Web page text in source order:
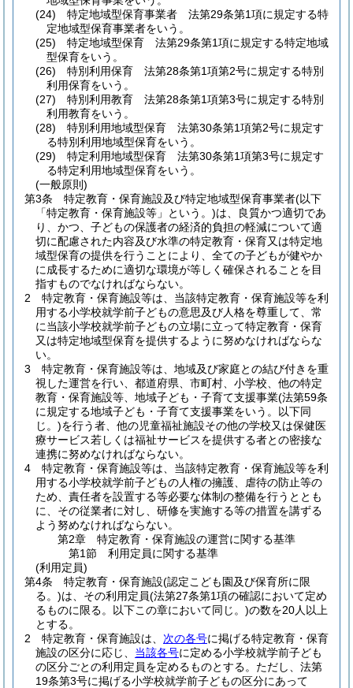
(24)
特定地域型保育事業者 法第29条第1項に規定する特
定地域型保育事業者をいう。
(25)
特定地域型保育 法第29条第1項に規定する特定地域
型保育をいう。
(26)
特別利用保育 法第28条第1項第2号に規定する特別
利用保育をいう。
(27)
特別利用教育 法第28条第1項第3号に規定する特別
利用教育をいう。
(28)
特別利用地域型保育 法第30条第1項第2号に規定す
る特別利用地域型保育をいう。
(29)
特定利用地域型保育 法第30条第1項第3号に規定す
る特定利用地域型保育をいう。
(一般原則)
第3条
特定教育・保育施設及び特定地域型保育事業者(以下
「特定教育・保育施設等」という。)は、良質かつ適切であ
り、かつ、子どもの保護者の経済的負担の軽減について適
切に配慮された内容及び水準の特定教育・保育又は特定地
域型保育の提供を行うことにより、全ての子どもが健やか
に成長するために適切な環境が等しく確保されることを目
指すものでなければならない。
2
特定教育・保育施設等は、当該特定教育・保育施設等を利
用する小学校就学前子どもの意思及び人格を尊重して、常
に当該小学校就学前子どもの立場に立って特定教育・保育
又は特定地域型保育を提供するように努めなければならな
い。
3
特定教育・保育施設等は、地域及び家庭との結び付きを重
視した運営を行い、都道府県、市町村、小学校、他の特定
教育・保育施設等、地域子ども・子育て支援事業(法第59条
に規定する地域子ども・子育て支援事業をいう。以下同
じ。)を行う者、他の児童福祉施設その他の学校又は保健医
療サービス若しくは福祉サービスを提供する者との密接な
連携に努めなければならない。
4
特定教育・保育施設等は、当該特定教育・保育施設等を利
用する小学校就学前子どもの人権の擁護、虐待の防止等の
ため、責任者を設置する等必要な体制の整備を行うととも
に、その従業者に対し、研修を実施する等の措置を講ずる
よう努めなければならない。
第2章
特定教育・保育施設の運営に関する基準
第1節
利用定員に関する基準
(利用定員)
第4条
特定教育・保育施設(認定こども園及び保育所に限
る。)は、その利用定員(法第27条第1項の確認において定め
るものに限る。以下この章において同じ。)の数を20人以上
とする。
2
特定教育・保育施設は、 次の各号に掲げる特定教育・保育
施設の区分に応じ、 当該各号に定める小学校就学前子ども
の区分ごとの利用定員を定めるものとする。 ただし、法第
19条第3号に掲げる小学校就学前子どもの区分にあって